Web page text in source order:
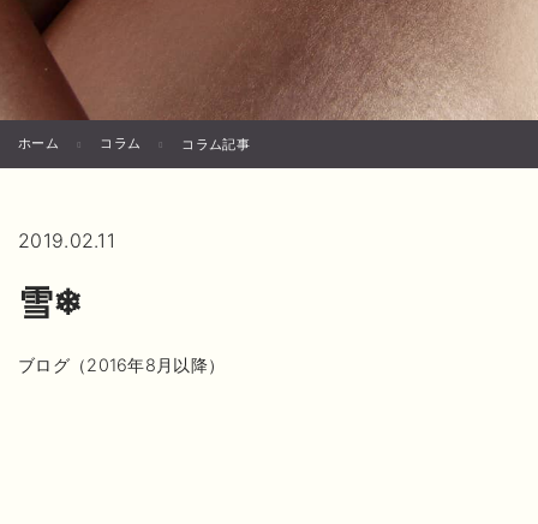
ホーム コラム コラム記事
2019.02.11
雪❄
ブログ（2016年8月以降）